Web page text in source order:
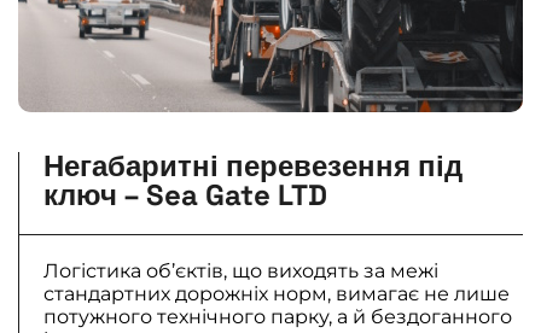
Негабаритні перевезення під
ключ – Sea Gate LTD
Логістика об’єктів, що виходять за межі
стандартних дорожніх норм, вимагає не лише
потужного технічного парку, а й бездоганного